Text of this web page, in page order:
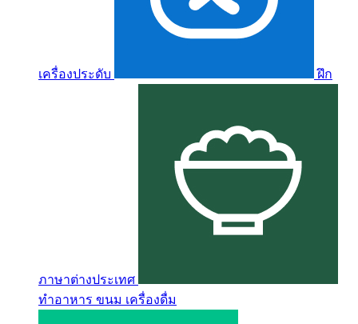
เครื่องประดับ ฝึก
ภาษาต่างประเทศ
ทำอาหาร ขนม เครื่องดื่ม